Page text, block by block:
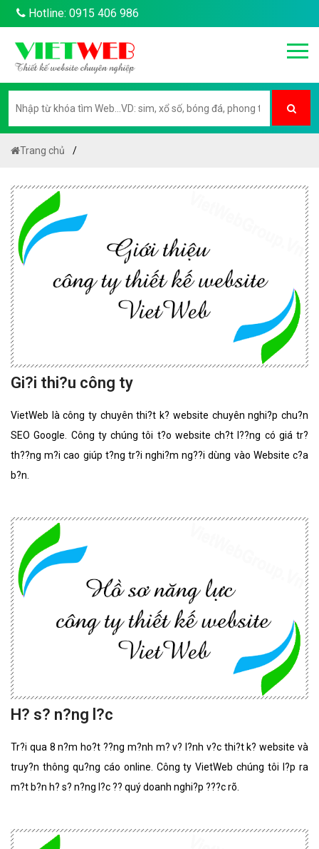
Hotline: 0915 406 986
Trang chủ
Gi?i thi?u công ty
VietWeb là công ty chuyên thi?t k? website chuyên nghi?p chu?n
SEO Google. Công ty chúng tôi t?o website ch?t l??ng có giá tr?
th??ng m?i cao giúp t?ng tr?i nghi?m ng??i dùng vào Website c?a
b?n.
H? s? n?ng l?c
Tr?i qua 8 n?m ho?t ??ng m?nh m? v? l?nh v?c thi?t k? website và
truy?n thông qu?ng cáo online. Công ty VietWeb chúng tôi l?p ra
m?t b?n h? s? n?ng l?c ?? quý doanh nghi?p ???c rõ.